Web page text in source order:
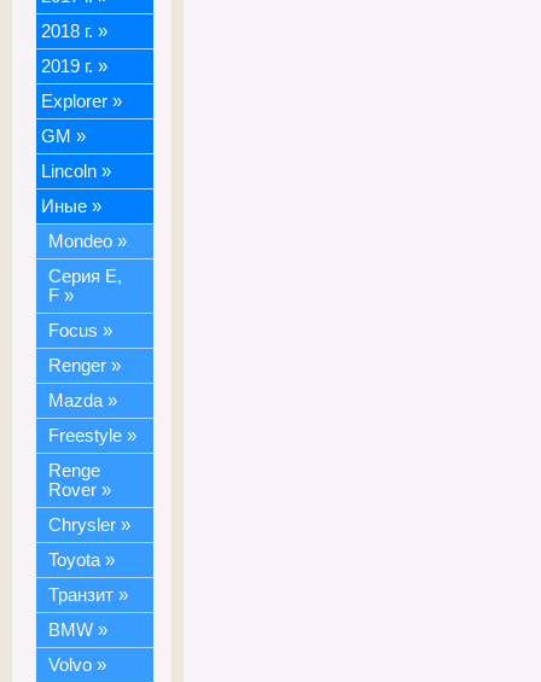
2018 г. »
2019 г. »
Explorer »
GM »
Lincoln »
Иные »
Mondeo »
Серия E,
F »
Focus »
Renger »
Mazda »
Freestyle »
Renge
Rover »
Chrysler »
Toyota »
Транзит »
BMW »
Volvo »